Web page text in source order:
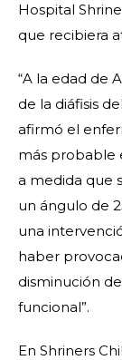
Hospital
que recibiera
“A la edad de
de la diáfisis
afirmó el
más probable
a medida que
un ángulo de
una
haber
disminución
funcional”.
En Shriners